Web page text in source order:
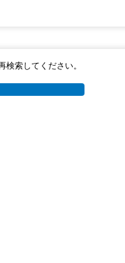
索してください。